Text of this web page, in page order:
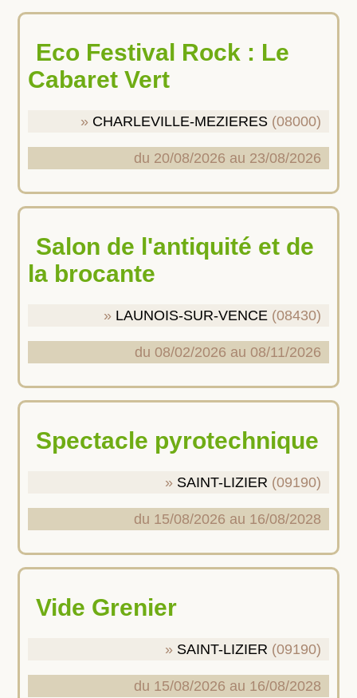
Eco Festival Rock : Le
Cabaret Vert
CHARLEVILLE-MEZIERES (08000)
du 20/08/2026 au 23/08/2026
Salon de l'antiquité et de
la brocante
LAUNOIS-SUR-VENCE (08430)
du 08/02/2026 au 08/11/2026
Spectacle pyrotechnique
SAINT-LIZIER (09190)
du 15/08/2026 au 16/08/2028
Vide Grenier
SAINT-LIZIER (09190)
du 15/08/2026 au 16/08/2028